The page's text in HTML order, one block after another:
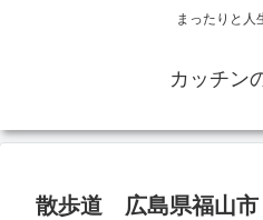
まったりと人
カッチン
散歩道 広島県福山